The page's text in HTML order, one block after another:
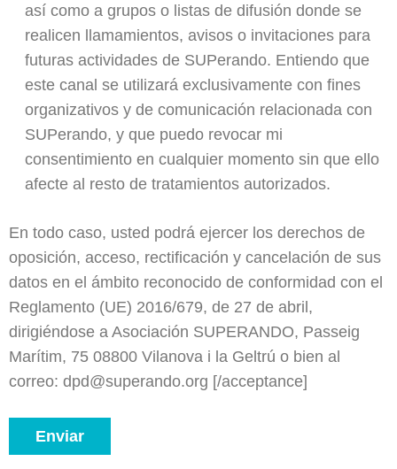
así como a grupos o listas de difusión donde se
realicen llamamientos, avisos o invitaciones para
futuras actividades de SUPerando. Entiendo que
este canal se utilizará exclusivamente con fines
organizativos y de comunicación relacionada con
SUPerando, y que puedo revocar mi
consentimiento en cualquier momento sin que ello
afecte al resto de tratamientos autorizados.
En todo caso, usted podrá ejercer los derechos de
oposición, acceso, rectificación y cancelación de sus
datos en el ámbito reconocido de conformidad con el
Reglamento (UE) 2016/679, de 27 de abril,
dirigiéndose a Asociación SUPERANDO, Passeig
Marítim, 75 08800 Vilanova i la Geltrú o bien al
correo: dpd@superando.org [/acceptance]